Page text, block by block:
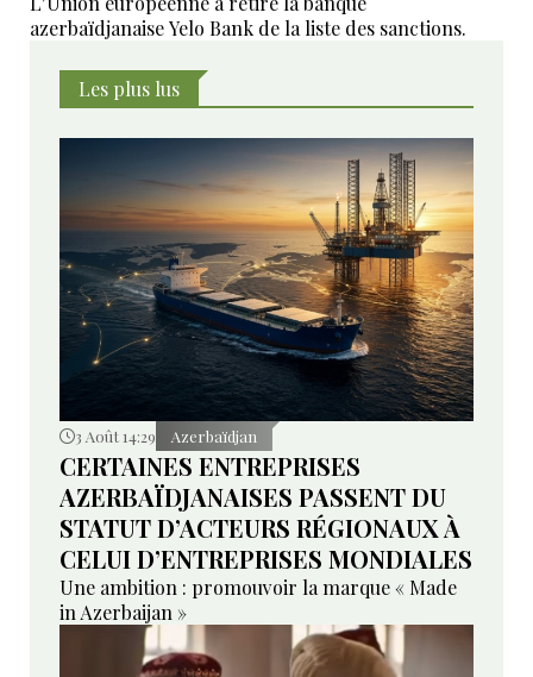
azerbaïdjanaise Yelo Bank de la liste des sanctions.
Les plus lus
3 Août 14:29 Azerbaïdjan
CERTAINES ENTREPRISES
AZERBAÏDJANAISES PASSENT DU
STATUT D’ACTEURS RÉGIONAUX À
CELUI D’ENTREPRISES MONDIALES
Une ambition : promouvoir la marque « Made
in Azerbaijan »